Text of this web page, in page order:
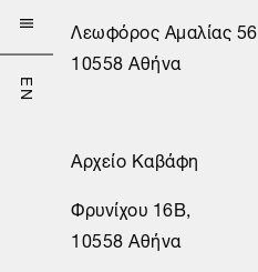

EN
Λεωφόρος Αμαλίας 56
10558 Αθήνα
Αρχείο Καβάφη
Φρυνίχου 16Β,
10558 Αθήνα